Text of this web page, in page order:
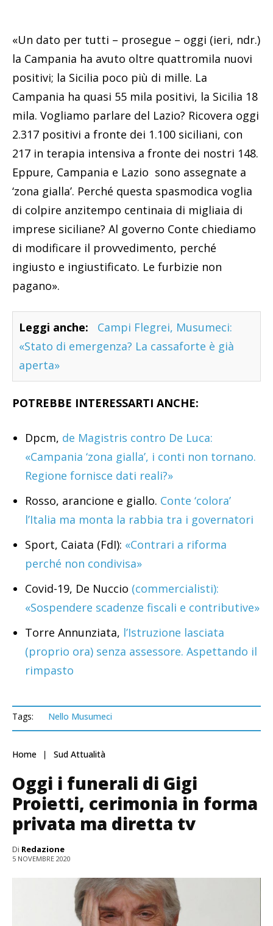
«Un dato per tutti – prosegue – oggi (ieri, ndr.)
la Campania ha avuto oltre quattromila nuovi
positivi; la Sicilia poco più di mille. La
Campania ha quasi 55 mila positivi, la Sicilia 18
mila. Vogliamo parlare del Lazio? Ricovera oggi
2.317 positivi a fronte dei 1.100 siciliani, con
217 in terapia intensiva a fronte dei nostri 148.
Eppure, Campania e Lazio sono assegnate a
‘zona gialla’. Perché questa spasmodica voglia
di colpire anzitempo centinaia di migliaia di
imprese siciliane? Al governo Conte chiediamo
di modificare il provvedimento, perché
ingiusto e ingiustificato. Le furbizie non
pagano».
Leggi anche:
Campi Flegrei, Musumeci:
«Stato di emergenza? La cassaforte è già
aperta»
POTREBBE INTERESSARTI ANCHE:
Dpcm, de Magistris contro De Luca:
«Campania ‘zona gialla’, i conti non tornano.
Regione fornisce dati reali?»
Rosso, arancione e giallo. Conte ‘colora’
l’Italia ma monta la rabbia tra i governatori
Sport, Caiata (FdI): «Contrari a riforma
perché non condivisa»
Covid-19, De Nuccio (commercialisti):
«Sospendere scadenze fiscali e contributive»
Torre Annunziata, l’Istruzione lasciata
(proprio ora) senza assessore. Aspettando il
rimpasto
Tags: Nello Musumeci
Home Sud Attualità
Oggi i funerali di Gigi
Proietti, cerimonia in forma
privata ma diretta tv
Di Redazione
5 NOVEMBRE 2020